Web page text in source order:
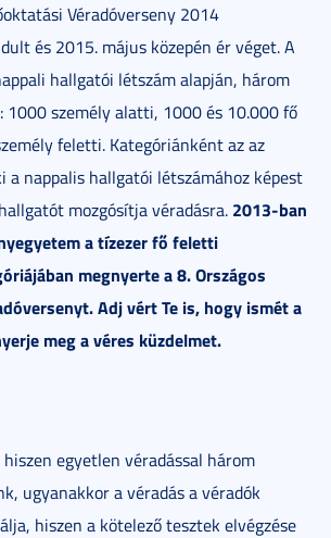
Véradóverseny 2014
és 2015. május közepén ér véget. A
hallgatói létszám alapján, három
1000 személy alatti, 1000 és 10.000 fő
feletti. Kategóriánként az az
a nappalis hallgatói létszámához képest
mozgósítja véradásra. 2013-ban
a tízezer fő feletti
megnyerte a 8. Országos
Adj vért Te is, hogy ismét a
meg a véres küzdelmet.
egyetlen véradással három
ugyanakkor a véradás a véradók
hiszen a kötelező tesztek elvégzése